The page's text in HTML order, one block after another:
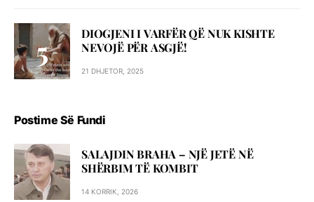
DIOGJENI I VARFËR QË NUK KISHTE
NEVOJË PËR ASGJË!
21 DHJETOR, 2025
Postime Së Fundi
SALAJDIN BRAHA – NJЁ JETЁ NЁ
SHЁRBIM TЁ KOMBIT
14 KORRIK, 2026